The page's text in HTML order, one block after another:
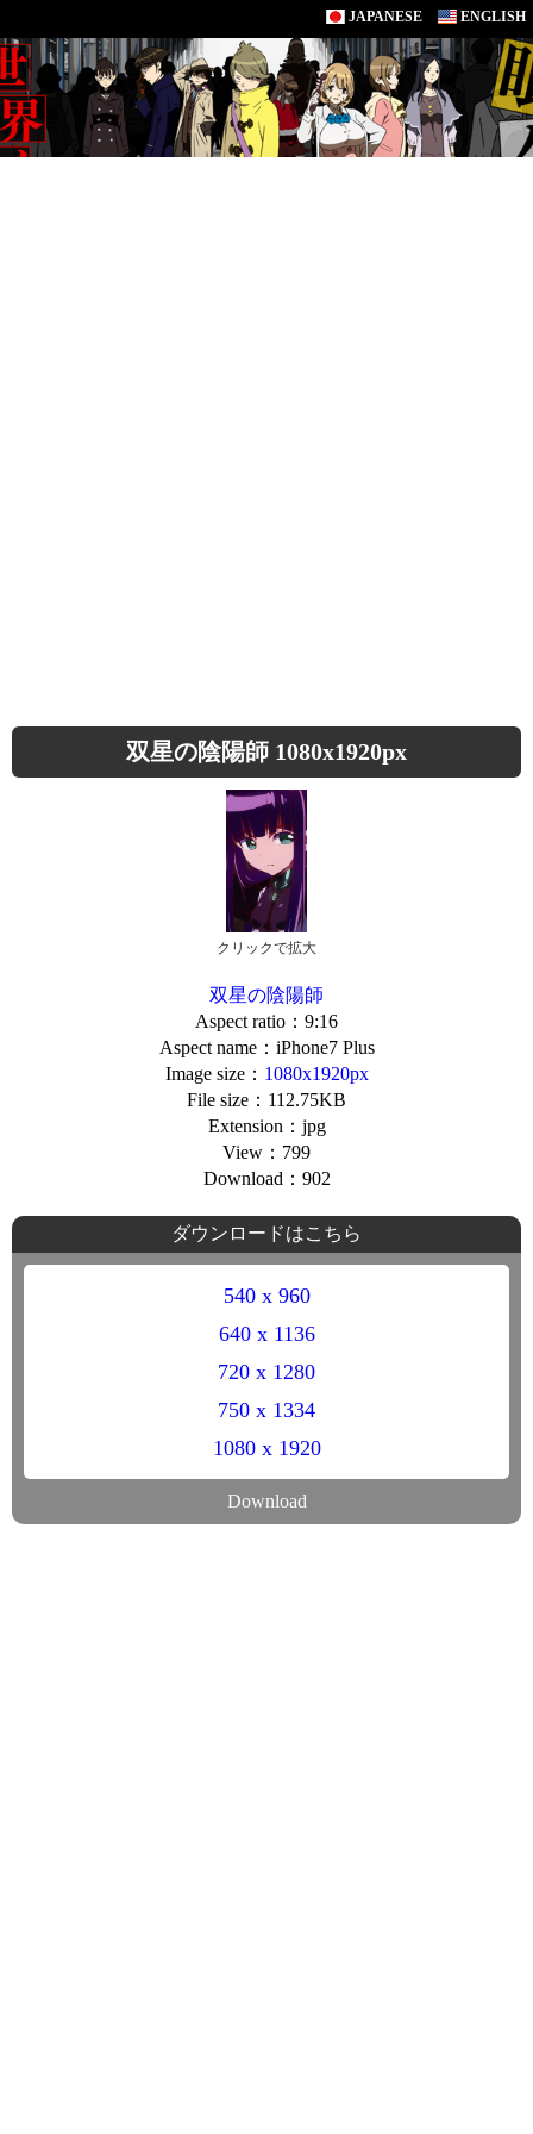
JAPANESE ENGLISH
双星の陰陽師 1080x1920px
クリックで拡大
双星の陰陽師
Aspect ratio：9:16
Aspect name：iPhone7 Plus
Image size： 1080x1920px
File size：112.75KB
Extension：jpg
View：799
Download：902
ダウンロードはこちら
540 x 960
640 x 1136
720 x 1280
750 x 1334
1080 x 1920
Download